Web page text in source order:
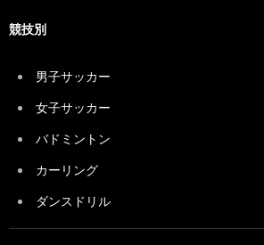
競技別
男子サッカー
女子サッカー
バドミントン
カーリング
ダンスドリル